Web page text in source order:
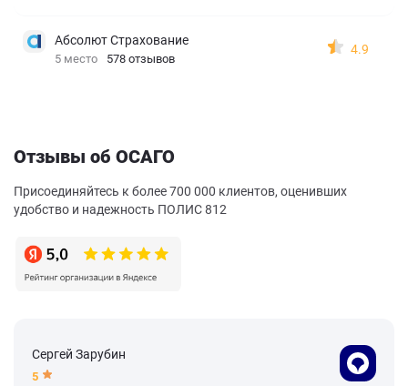
Абсолют Страхование
5 место 578 отзывов
4.9
Отзывы об ОСАГО
Присоединяйтесь к более 700 000 клиентов, оценивших
удобство и надежность ПОЛИС 812
Сергей Зарубин
5